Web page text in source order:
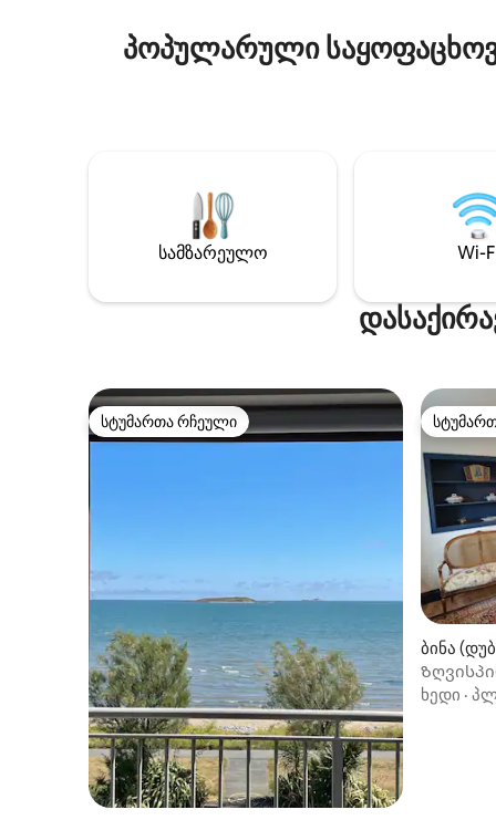
ცენტრალური პარკი, რომელსაც
გარშემორტყმული აქვს უამრავი
პარკირების ადგილი. ბინა ქალაქის
ცენტრიდან 15 წუთის სავალზეა.
ფეხით
დალკის
პოპულარული
სამზარეულო Wi-
სტუმართა რჩეული
სტუმართა რჩეული
ბინა
ღია
ხედი ·